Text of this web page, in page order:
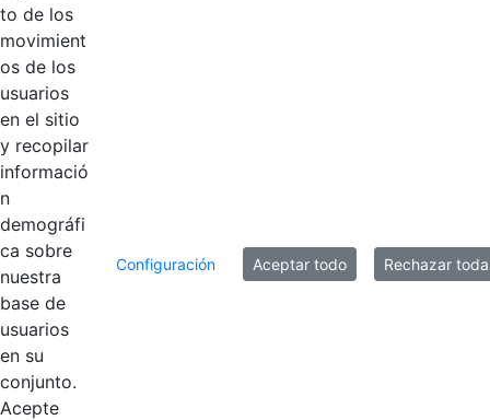
Inicio
Selección del elemento
Documentos
to de los
movimient
os de los
usuarios
en el sitio
y recopilar
informació
n
demográfi
ca sobre
nuestra
base de
usuarios
en su
conjunto.
Acepte
Configuración Aceptar todo Rechazar